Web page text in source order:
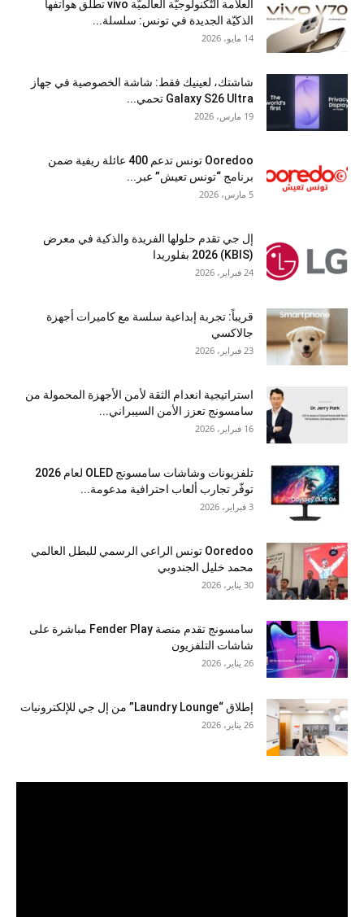
العلامة التّكنولوجيّة العالميّة vivo تطلق هواتفها
الذكيّة الجديدة في تونس: سلسلة...
14 مايو، 2026
شاشتك، لعينيك فقط: شاشة الخصوصية في جهاز
Galaxy S26 Ultra تحمي...
19 مارس، 2026
Ooredoo تونس تدعم 400 عائلة ريفية ضمن
برنامج “تونس تعيش” عبر...
5 مارس، 2026
إل جي تقدم حلولها الفريدة والذكية في معرض
(KBIS) 2026 بفلوريدا
24 فبراير، 2026
قريباً: تجربة إبداعية سلسة مع كاميرات أجهزة
جالاكسي
23 فبراير، 2026
استراتيجية انعدام الثقة لأمن الأجهزة المحمولة من
سامسونج تعزز الأمن السيبراني...
16 فبراير، 2026
تلفزيونات وشاشات سامسونج OLED لعام 2026
توفّر تجارب ألعاب احترافية مدعومة...
3 فبراير، 2026
Ooredoo تونس الراعي الرسمي للبطل العالمي
محمد خليل الجندوبي
30 يناير، 2026
سامسونج تقدم منصة Fender Play مباشرة على
شاشات التلفزيون
26 يناير، 2026
إطلاق “Laundry Lounge” من إل جي للإلكترونيات
26 يناير، 2026